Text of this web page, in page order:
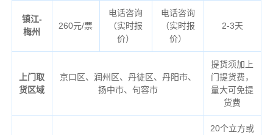
镇江-
梅州
260元/票
电话咨询
（实时报
价）
电话咨询
（实时报
价）
2-3天
上门取
货区域
京口区、润州区、丹徒区、丹阳市、
扬中市、句容市
提货须加上
门提货费，
量大可免提
货费
20个立方或